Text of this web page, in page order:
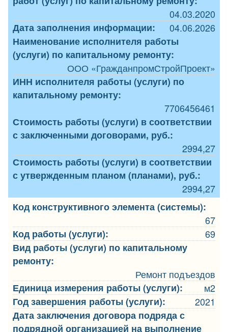
04.03.2020
Дата заполнения информации:
04.06.2026
Наименование исполнителя работы
(услуги) по капитальному ремонту:
ООО «ГражданпромСтройПроект»
ИНН исполнителя работы (услуги) по
капитальному ремонту:
7706456461
Стоимость работы (услуги) в соответствии
с заключенными договорами, руб.:
2994,27
Стоимость работы (услуги) в соответствии
с утвержденным планом (планами), руб.:
2994,27
Код конструктивного элемента (системы):
67
Код работы (услуги):
69
Вид работы (услуги) по капитальному
ремонту:
Ремонт подъездов
Единица измерения работы (услуги):
м2
Год завершения работы (услуги):
2021
Дата заключения договора подряда с
подрядной организацией на выполнение